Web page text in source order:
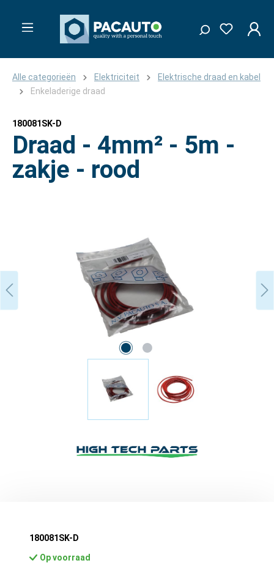
Alle categorieën Elektriciteit
Elektrische draad en kabel
Enkeladerige draad
180081SK-D
Draad - 4mm² - 5m -
zakje - rood
180081SK-D
Op voorraad